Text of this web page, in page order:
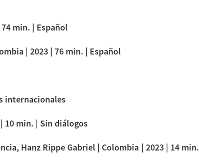
min. | Español
| 2023 | 76 min. | Español
internacionales
| 10 min. | Sin diálogos
Hanz Rippe Gabriel | Colombia | 2023 | 14 min.